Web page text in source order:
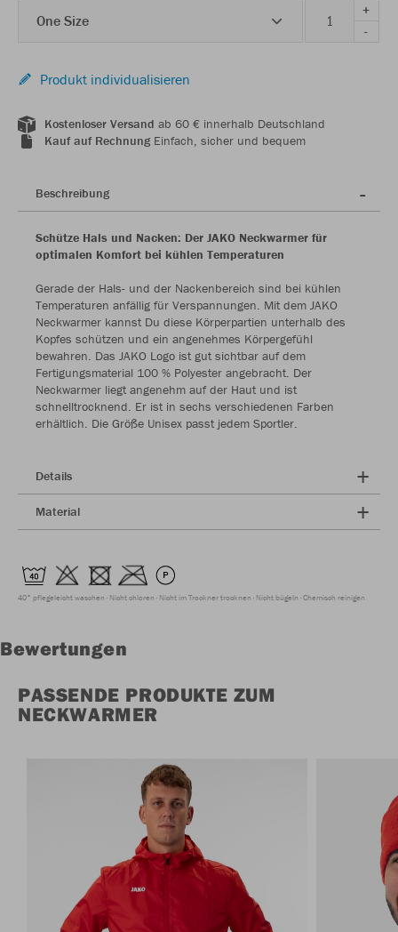
One Size
+
-
Produkt individualisieren
Kostenloser Versand ab 60 € innerhalb Deutschland
Kauf auf RechnungEinfach, sicher und bequem
Beschreibung
Schütze Hals und Nacken: Der JAKO Neckwarmer für
optimalen Komfort bei kühlen Temperaturen
Gerade der Hals- und der Nackenbereich sind bei kühlen
Temperaturen anfällig für Verspannungen. Mit dem JAKO
Neckwarmer kannst Du diese Körperpartien unterhalb des
Kopfes schützen und ein angenehmes Körpergefühl
bewahren. Das JAKO Logo ist gut sichtbar auf dem
Fertigungsmaterial 100 % Polyester angebracht. Der
Neckwarmer liegt angenehm auf der Haut und ist
schnelltrocknend. Er ist in sechs verschiedenen Farben
erhältlich. Die Größe Unisex passt jedem Sportler.
Details
Material
40° pflegeleicht waschen Nicht chloren Nicht im Trockner trocknen Nicht bügeln Chemisch reinigen
Bewertungen
PASSENDE PRODUKTE ZUM
NECKWARMER